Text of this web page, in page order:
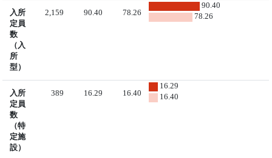
入所
定員
数
（入
所
型）
2,159 90.40 78.26
90.40
78.26
入所
定員
数
（特
定施
設）
389 16.29 16.40
16.29
16.40